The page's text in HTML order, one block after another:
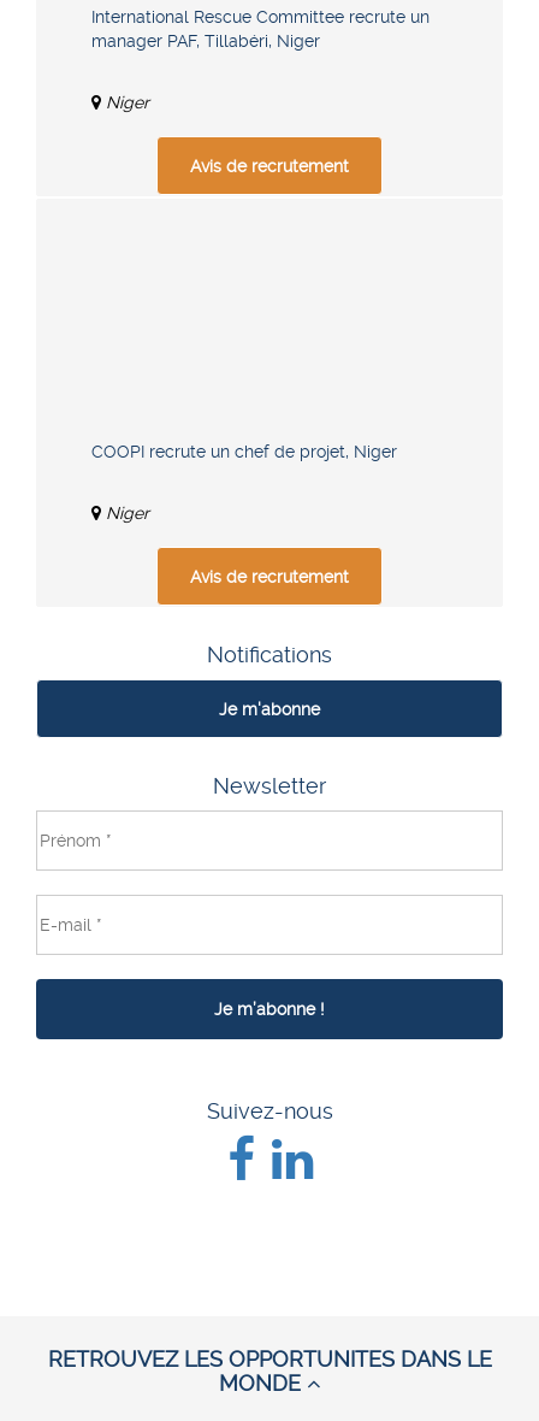
International Rescue Committee recrute un
manager PAF, Tillabéri, Niger
Niger
Avis de recrutement
COOPI recrute un chef de projet, Niger
Niger
Avis de recrutement
Notifications
Je m'abonne
Newsletter
Suivez-nous
RETROUVEZ LES OPPORTUNITES DANS LE
MONDE